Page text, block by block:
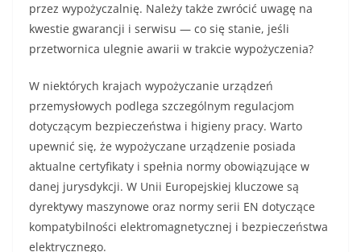
przez wypożyczalnię. Należy także zwrócić uwagę na
kwestie gwarancji i serwisu — co się stanie, jeśli
przetwornica ulegnie awarii w trakcie wypożyczenia?
W niektórych krajach wypożyczanie urządzeń
przemysłowych podlega szczególnym regulacjom
dotyczącym bezpieczeństwa i higieny pracy. Warto
upewnić się, że wypożyczane urządzenie posiada
aktualne certyfikaty i spełnia normy obowiązujące w
danej jurysdykcji. W Unii Europejskiej kluczowe są
dyrektywy maszynowe oraz normy serii EN dotyczące
kompatybilności elektromagnetycznej i bezpieczeństwa
elektrycznego.